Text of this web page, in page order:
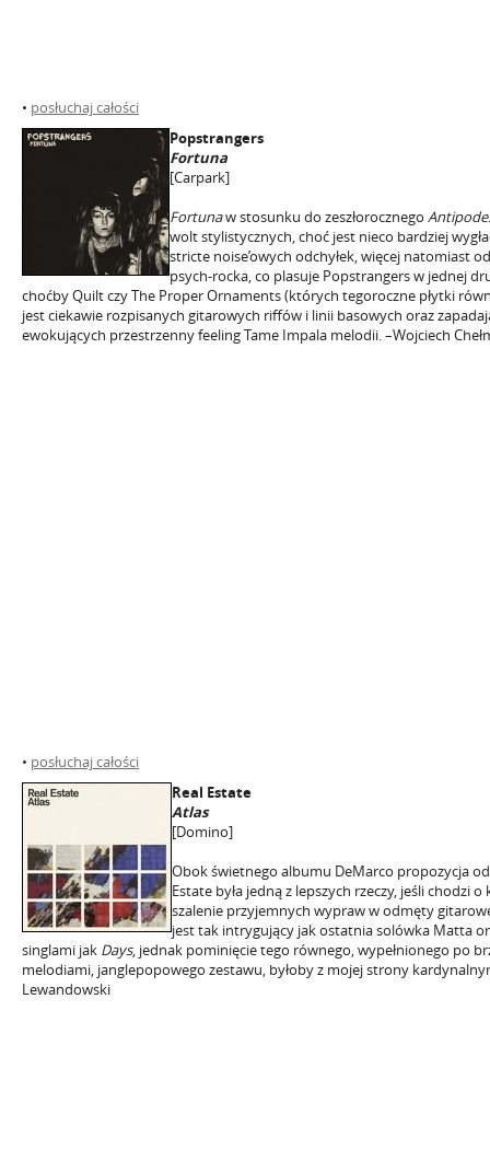
• posłuchaj całości
Popstrangers
Fortuna
[Carpark]
Fortunaw stosunku do zeszłorocznego
wolt stylistycznych, choć jest nieco bardziej
stricte noise’owych odchyłek, więcej natomiast
psych-rocka, co plasuje Popstrangers w jednej
choćby Quilt czy The Proper Ornaments (których tegoroczne płytki
jest ciekawie rozpisanych gitarowych riffów i linii basowych oraz
ewokujących przestrzenny feeling Tame Impala melodii. –Wojciech
• posłuchaj całości
Real Estate
Atlas
[Domino]
Obok świetnego albumu DeMarco propozycja
Estate była jedną z lepszych rzeczy, jeśli chodzi
szalenie przyjemnych wypraw w odmęty
jest tak intrygujący jak ostatnia solówka Matta
singlami jak Days, jednak pominięcie tego równego, wypełnionego po
melodiami, janglepopowego zestawu, byłoby z mojej strony
Lewandowski